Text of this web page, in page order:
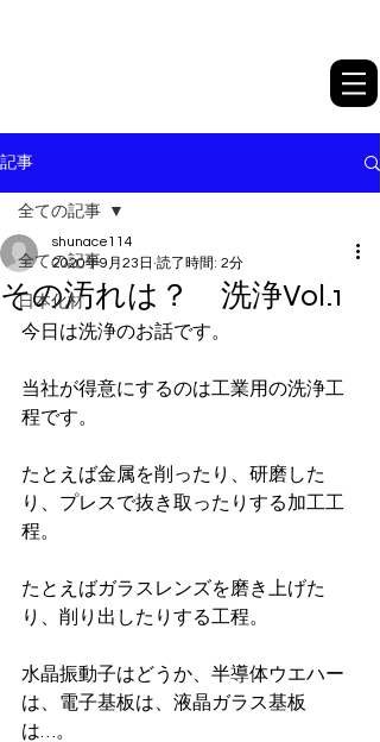
記事
全ての記事
日本化材
全ての記事
その汚れは？ 洗浄Vol.1
shunace114
2020年9月23日 読了時間: 2分
今日は洗浄のお話です。
当社が得意にするのは工業用の洗浄工
程です。
たとえば金属を削ったり、研磨した
り、プレスで抜き取ったりする加工工
程。
たとえばガラスレンズを磨き上げた
り、削り出したりする工程。
水晶振動子はどうか、半導体ウエハー
は、電子基板は、液晶ガラス基板
は…。